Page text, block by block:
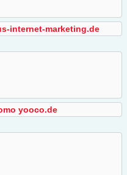
internet-marketing.de
yooco.de